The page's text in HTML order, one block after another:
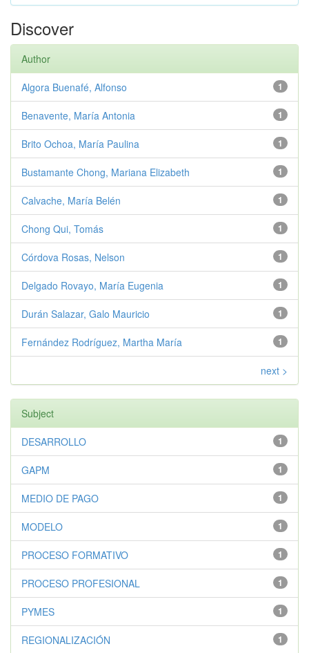
Discover
Author
1
Algora Buenafé, Alfonso
1
Benavente, María Antonia
1
Brito Ochoa, María Paulina
1
Bustamante Chong, Mariana Elizabeth
1
Calvache, María Belén
1
Chong Qui, Tomás
1
Córdova Rosas, Nelson
1
Delgado Rovayo, María Eugenia
1
Durán Salazar, Galo Mauricio
1
Fernández Rodríguez, Martha María
next >
Subject
1
DESARROLLO
1
GAPM
1
MEDIO DE PAGO
1
MODELO
1
PROCESO FORMATIVO
1
PROCESO PROFESIONAL
1
PYMES
1
REGIONALIZACIÓN